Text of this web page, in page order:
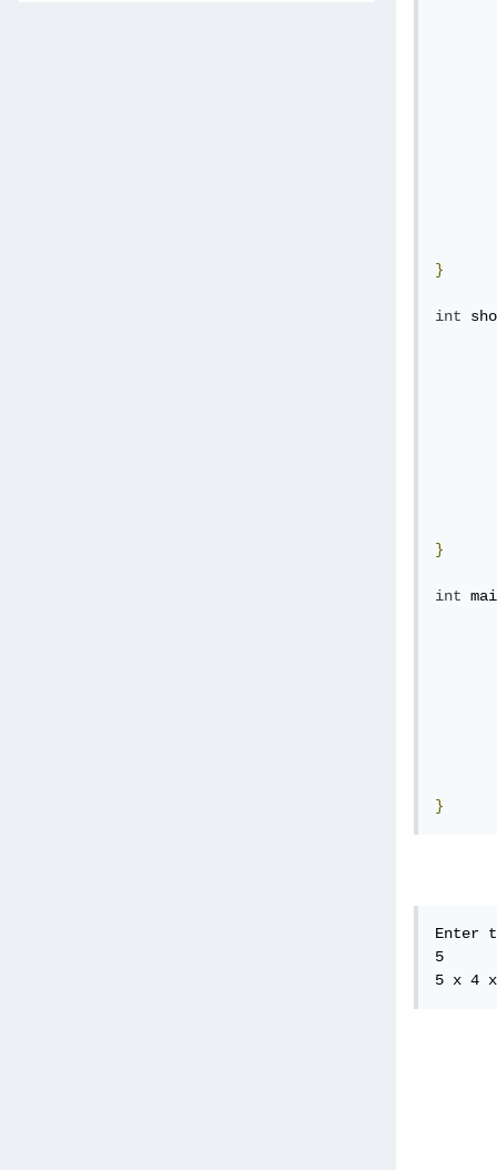
}
int
}
int
}
Enter
5
5 x 4